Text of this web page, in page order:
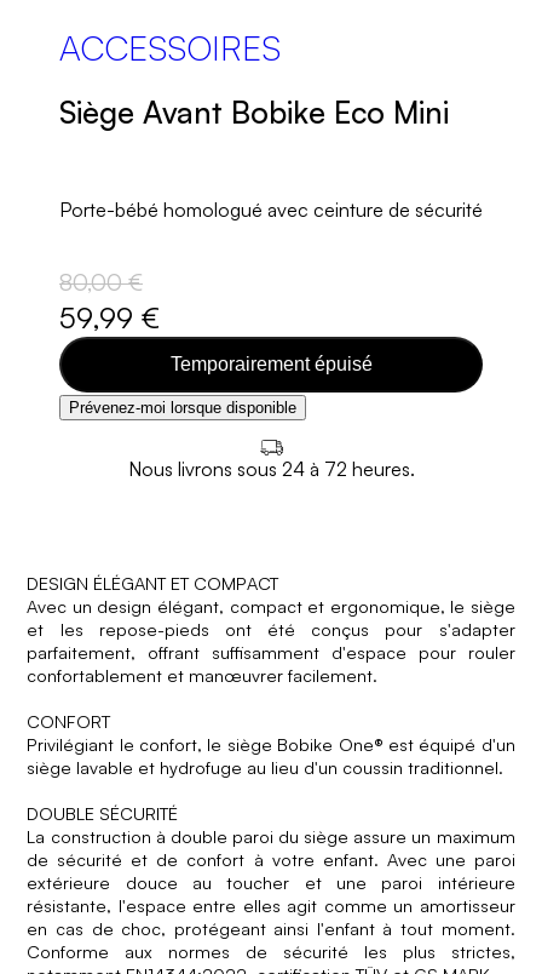
ACCESSOIRES
Siège Avant Bobike Eco Mini
Porte-bébé homologué avec ceinture de sécurité
80,00 €
59,99 €
Temporairement épuisé
Prévenez-moi lorsque disponible
Nous livrons sous 24 à 72 heures.
DESIGN ÉLÉGANT ET COMPACT
Avec un design élégant, compact et ergonomique, le siège
et les repose-pieds ont été conçus pour s'adapter
parfaitement, offrant suffisamment d'espace pour rouler
confortablement et manœuvrer facilement.
CONFORT
Privilégiant le confort, le siège Bobike One® est équipé d'un
siège lavable et hydrofuge au lieu d'un coussin traditionnel.
DOUBLE SÉCURITÉ
La construction à double paroi du siège assure un maximum
de sécurité et de confort à votre enfant. Avec une paroi
extérieure douce au toucher et une paroi intérieure
résistante, l'espace entre elles agit comme un amortisseur
en cas de choc, protégeant ainsi l'enfant à tout moment.
Conforme aux normes de sécurité les plus strictes,